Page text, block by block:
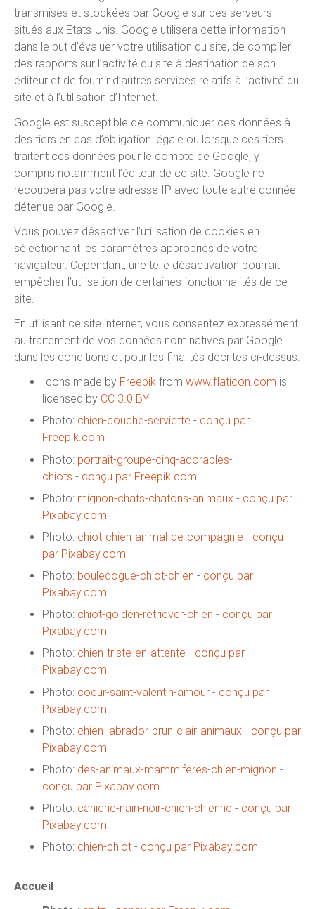
transmises et stockées par Google sur des serveurs
situés aux Etats-Unis. Google utilisera cette information
dans le but d’évaluer votre utilisation du site, de compiler
des rapports sur l’activité du site à destination de son
éditeur et de fournir d’autres services relatifs à l’activité du
site et à l’utilisation d’Internet.
Google est susceptible de communiquer ces données à
des tiers en cas d’obligation légale ou lorsque ces tiers
traitent ces données pour le compte de Google, y
compris notamment l’éditeur de ce site. Google ne
recoupera pas votre adresse IP avec toute autre donnée
détenue par Google.
Vous pouvez désactiver l’utilisation de cookies en
sélectionnant les paramètres appropriés de votre
navigateur. Cependant, une telle désactivation pourrait
empêcher l’utilisation de certaines fonctionnalités de ce
site.
En utilisant ce site internet, vous consentez expressément
au traitement de vos données nominatives par Google
dans les conditions et pour les finalités décrites ci-dessus.
Icons made by Freepik from www.flaticon.com is
licensed by CC 3.0 BY
Photo: chien-couche-serviette - conçu par
Freepik.com
Photo: portrait-groupe-cinq-adorables-
chiots - conçu par Freepik.com
Photo: mignon-chats-chatons-animaux - conçu par
Pixabay.com
Photo: chiot-chien-animal-de-compagnie - conçu
par Pixabay.com
Photo: bouledogue-chiot-chien - conçu par
Pixabay.com
Photo: chiot-golden-retriever-chien - conçu par
Pixabay.com
Photo: chien-triste-en-attente - conçu par
Pixabay.com
Photo: coeur-saint-valentin-amour - conçu par
Pixabay.com
Photo: chien-labrador-brun-clair-animaux - conçu par
Pixabay.com
Photo: des-animaux-mammifères-chien-mignon -
conçu par Pixabay.com
Photo: caniche-nain-noir-chien-chienne - conçu par
Pixabay.com
Photo: chien-chiot - conçu par Pixabay.com
Accueil